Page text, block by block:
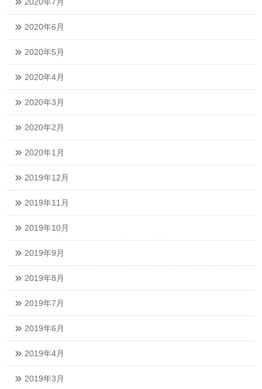
2020年7月
2020年6月
2020年5月
2020年4月
2020年3月
2020年2月
2020年1月
2019年12月
2019年11月
2019年10月
2019年9月
2019年8月
2019年7月
2019年6月
2019年4月
2019年3月